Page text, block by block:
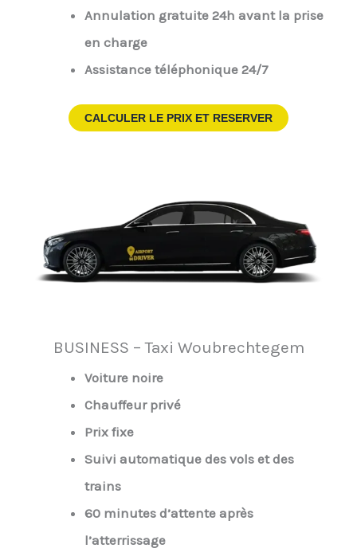
Annulation gratuite 24h avant la prise
en charge
Assistance téléphonique 24/7
CALCULER LE PRIX ET RESERVER
BUSINESS – Taxi Woubrechtegem
Voiture noire
Chauffeur privé
Prix fixe
Suivi automatique des vols et des
trains
60 minutes d’attente après
l’atterrissage